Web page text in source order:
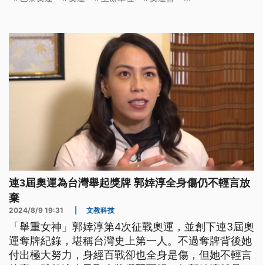
連3屆奧運為台灣舉起獎牌 郭婞淳全身傷仍不輕言放
棄
2024/8/9 19:31 文教科技
「舉重女神」郭婞淳第4次征戰奧運，並創下連3屆奧
運奪牌紀錄，堪稱台灣史上第一人。不過奪牌背後她
付出極大努力，身經百戰卻也全身是傷，但她不輕言